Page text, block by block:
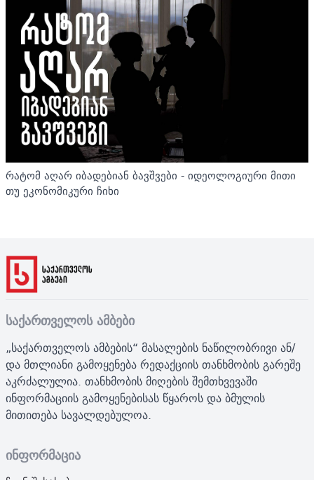
რატომ აღარ იბადებიან ბავშვები - იდეოლოგიური მითი
თუ ეკონომიკური ჩიხი
საქართველოს ამბები
„საქართველოს ამბების“ მასალების ნაწილობრივი ან/
და მთლიანი გამოყენება რედაქციის თანხმობის გარეშე
აკრძალულია. თანხმობის მიღების შემთხვევაში
ინფორმაციის გამოყენებისას წყაროს და ბმულის
მითითება სავალდებულოა.
ინფორმაცია